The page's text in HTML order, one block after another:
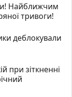
Найближчим
тривоги!
деблокували
при зіткненні